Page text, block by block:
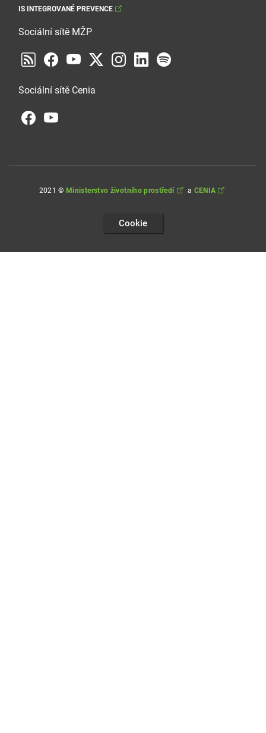
IS INTEGROVANÉ PREVENCE
Sociální sítě MŽP
Sociální sítě Cenia
2021 © Ministerstvo životního prostředí a CENIA
Cookie